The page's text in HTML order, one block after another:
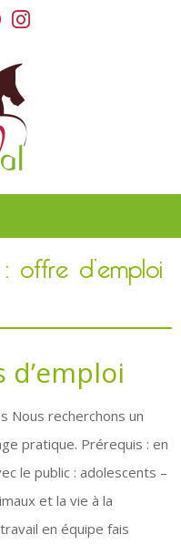
offre d’emploi
Nous recherchons un
pratique. Prérequis : en
le public : adolescents –
et la vie à la
en équipe fais